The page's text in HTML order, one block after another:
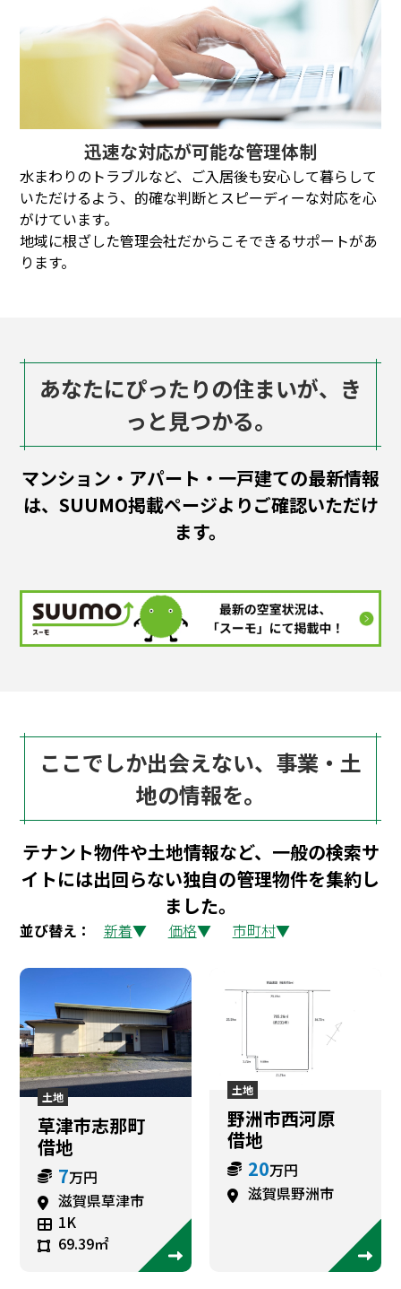
迅速な対応が可能な管理体制
水まわりのトラブルなど、ご入居後も安心して暮らして
いただけるよう、的確な判断とスピーディーな対応を心
がけています。
地域に根ざした管理会社だからこそできるサポートがあ
ります。
あなたにぴったりの住まいが、き
っと見つかる。
マンション・アパート・一戸建ての最新情報
は、SUUMO掲載ページよりご確認いただけ
ます。
ここでしか出会えない、事業・土
地の情報を。
テナント物件や土地情報など、一般の検索サ
イトには出回らない独自の管理物件を集約し
ました。
並び替え： 新着 価格 市町村
土地
草津市志那町
借地
7万円
滋賀県草津市
1K
69.39㎡
土地
野洲市西河原
借地
20万円
滋賀県野洲市